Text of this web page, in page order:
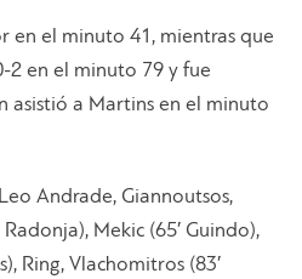
en el minuto 41, mientras que
2 en el minuto 79 y fue
asistió a Martins en el minuto
Andrade, Giannoutsos,
Radonja), Mekic (65′ Guindo),
Ring, Vlachomitros (83′